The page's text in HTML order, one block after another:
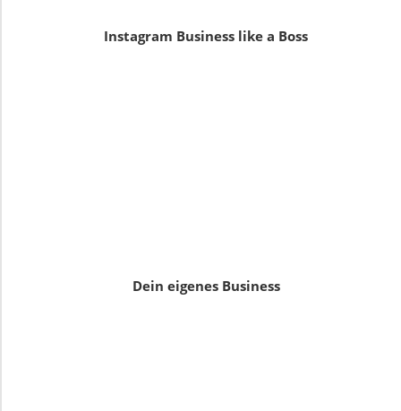
Instagram Business like a Boss
Dein eigenes Business